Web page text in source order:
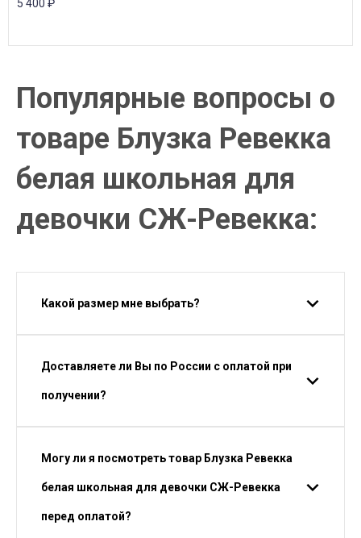
5 400 ₽
Популярные вопросы о
товаре Блузка Ревекка
белая школьная для
девочки СЖ-Ревекка:
Какой размер мне выбрать?
Доставляете ли Вы по России с оплатой при
получении?
Могу ли я посмотреть товар Блузка Ревекка
белая школьная для девочки СЖ-Ревекка
перед оплатой?